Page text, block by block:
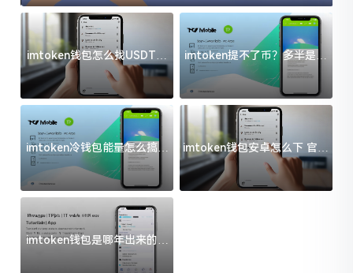
imtoken钱包怎么找USDT地
址？三步搞定不踩坑
imtoken提不了币？多半是这
几件事没处理好
imtoken冷钱包能量怎么搞？
过来人告诉你门道
imtoken钱包安卓怎么下 官方
渠道避坑指南
imtoken钱包是哪年出来的？
一文给你说清楚